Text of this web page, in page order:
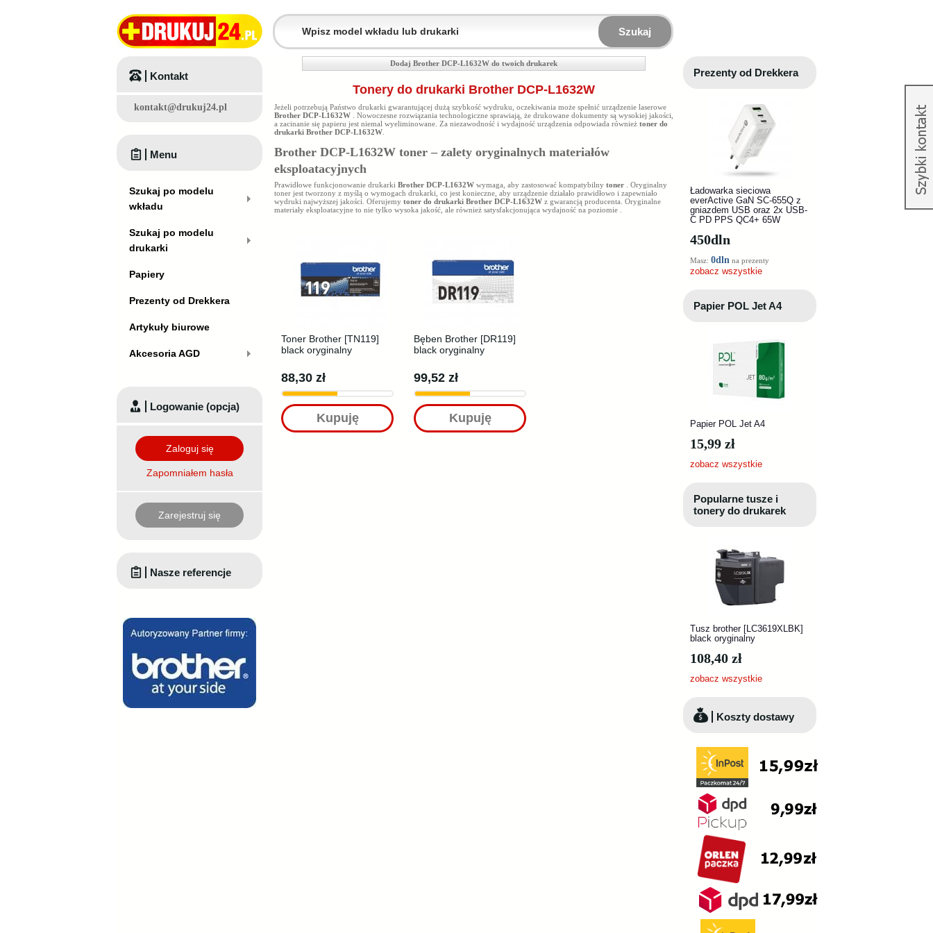
Szukaj
Dodaj Brother DCP-L1632W do twoich drukarek
Tonery do drukarki Brother DCP-L1632W
Jeżeli potrzebują Państwo drukarki gwarantującej dużą szybkość wydruku, oczekiwania może spełnić urządzenie laserowe
Brother DCP-L1632W . Nowoczesne rozwiązania technologiczne sprawiają, że drukowane dokumenty są wysokiej jakości,
a zacinanie się papieru jest niemal wyeliminowane. Za niezawodność i wydajność urządzenia odpowiada również toner do
drukarki Brother DCP-L1632W
Brother DCP-L1632W toner – zalety oryginalnych materiałów
eksploatacyjnych
Prawidłowe funkcjonowanie drukarki Brother DCP-L1632W wymaga, aby zastosować kompatybilny toner
. Oryginalny
toner jest tworzony z myślą o wymogach drukarki, co jest konieczne, aby urządzenie działało prawidłowo i zapewniało
wydruki najwyższej jakości. Oferujemy toner do drukarki Brother DCP-L1632W z gwarancją producenta. Oryginalne
materiały eksploatacyjne to nie tylko wysoka jakość, ale również satysfakcjonująca wydajność na poziomie
Toner Brother [TN119]
black oryginalny
88,30 zł
Kupuję
Bęben Brother [DR119]
black oryginalny
99,52 zł
Kupuję
Kontakt
kontakt@drukuj24.pl
Menu
Szukaj po modelu
wkładu
Szukaj po modelu
drukarki
Papiery
Prezenty od Drekkera
Artykuły biurowe
Akcesoria AGD
Logowanie (opcja)
Zaloguj się
Zapomniałem hasła
Zarejestruj się
Nasze referencje
Prezenty od Drekkera
Ładowarka sieciowa
everActive GaN SC-655Q z
gniazdem USB oraz 2x USB-
C PD PPS QC4+ 65W
450dln
Masz: 0dln na prezenty
zobacz wszystkie
Papier POL Jet A4
Papier POL Jet A4
15,99 zł
zobacz wszystkie
Popularne tusze i
tonery do drukarek
Tusz brother [LC3619XLBK]
black oryginalny
108,40 zł
zobacz wszystkie
Koszty dostawy